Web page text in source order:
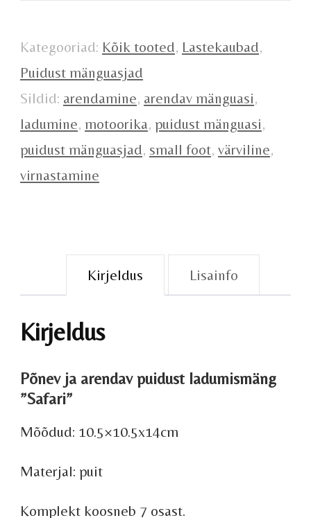
Kategooriad: Kõik tooted, Lastekaubad,
Puidust mänguasjad
Sildid: arendamine, arendav mänguasi,
ladumine, motoorika, puidust mänguasi,
puidust mänguasjad, small foot, värviline,
virnastamine
Kirjeldus Lisainfo
Kirjeldus
Põnev ja arendav puidust ladumismäng
”Safari”
Mõõdud: 10.5×10.5x14cm
Materjal: puit
Komplekt koosneb 7 osast.